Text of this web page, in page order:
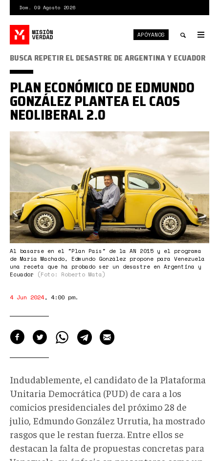
contenido
principal
Dom. 09 Agosto 2026
Toggle
APÓYANOS
edmundo
gon.jpeg
Al basarse en el "Plan País" de la AN 2015 y el programa
de María Machado, Edmundo González propone para Venezuela
una receta que ha probado ser un desastre en Argentina y
Ecuador
(Foto: Roberto Mata)
BUSCA REPETIR EL DESASTRE DE ARGENTINA Y ECUADOR
PLAN ECONÓMICO DE EDMUNDO
GONZÁLEZ PLANTEA EL CAOS
NEOLIBERAL 2.0
4 Jun 2024, 4:00 pm.
Indudablemente, el candidato de la Plataforma
Unitaria Democrática (PUD) de cara a los
comicios presidenciales del próximo 28 de
julio, Edmundo González Urrutia, ha mostrado
rasgos que le restan fuerza. Entre ellos se
destacan la falta de propuestas concretas para